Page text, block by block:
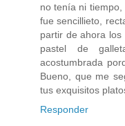
no tenía ni
fue sencillieto,
partir de ahora
pastel de
acostumbrada
Bueno, que me
tus exquisitos
Responder